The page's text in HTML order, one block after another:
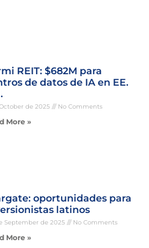
REIT: $682M para
de datos de IA en EE.
de 2025 No Comments
More »
oportunidades para
latinos
September de 2025 No Comments
More »